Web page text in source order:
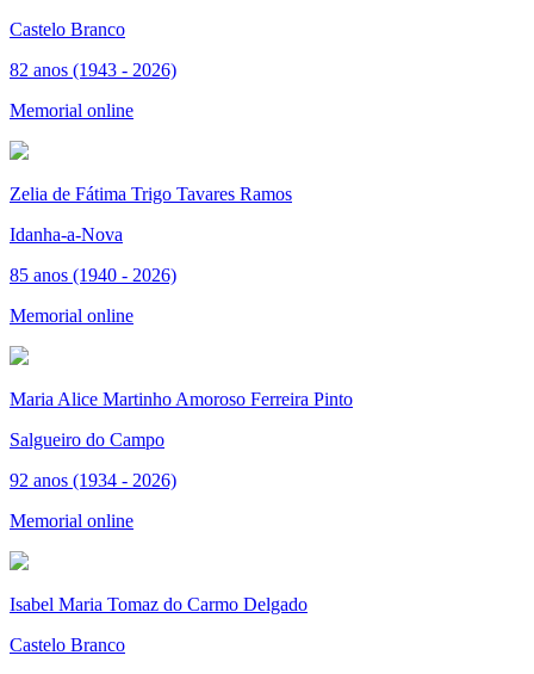
Castelo Branco
82 anos (1943 - 2026)
Memorial online
Zelia de Fátima Trigo Tavares Ramos
Idanha-a-Nova
85 anos (1940 - 2026)
Memorial online
Maria Alice Martinho Amoroso Ferreira Pinto
Salgueiro do Campo
92 anos (1934 - 2026)
Memorial online
Isabel Maria Tomaz do Carmo Delgado
Castelo Branco